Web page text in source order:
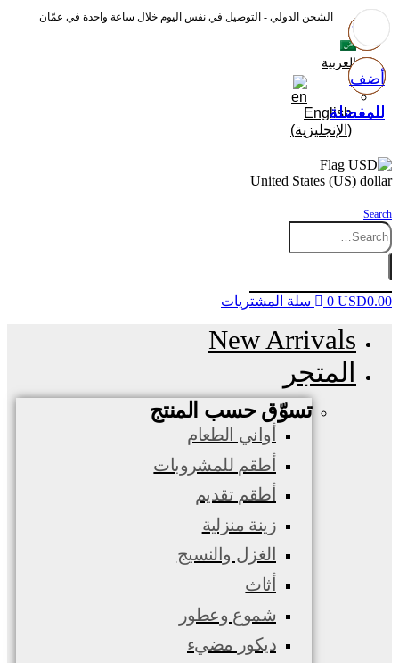
الشحن الدولي - التوصيل في نفس اليوم خلال ساعة واحدة في عمّان
العربية
English
( الإنجليزية)
United States (US) dollar
Search
USD0.00
0 سلة المشتريات
New Arrivals
المتجر
تسوّق حسب المنتج
أواني الطعام
أطقم للمشروبات
أطقم تقديم
زينة منزلية
الغزل والنسيج
أثاث
شموع وعطور
ديكور مضيء
أضف
للمفضلة
أضف
للمفضلة
أضف
للمفضلة
أضف
للمفضلة